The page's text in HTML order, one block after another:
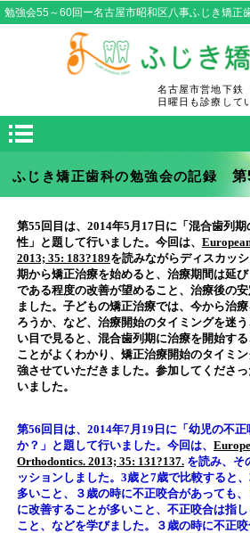
勉強会55～60回ー名古屋市昭和区八事ふじき矯正
名古屋市営地下
日曜日も診療して
ふじき矯正歯科の勉強会の記録
第55回目は、2014年5月17日に「混合歯列
性」と題して行いました。今回は、
2013; 35: 183?189を読みながらディスカッ
期から矯正治療を始めると、治療期間は延
である程度の改善が望めること、治療後の
ました。子どもの矯正治療では、今から治
ろうか、など、 治療開始のタイミングを迷
い目で見ると、混合歯列期に治療を開始す
ことがよくわかり、矯正治療開始のタイミ
強させていただきました。参加してくださ
いました。
第56回目は、2014年7月19日に「幼児の不
か？」と題して行いました。今回は、
Orthodontics. 2013; 35: 131?137.を読み、そ
ッションしました。3歳と7歳で比較すると
多いこと、３歳の時に不正咬合があっても
に改善することが多いこと、不正咬合は指
こと、などを学びました。３歳の時に不正